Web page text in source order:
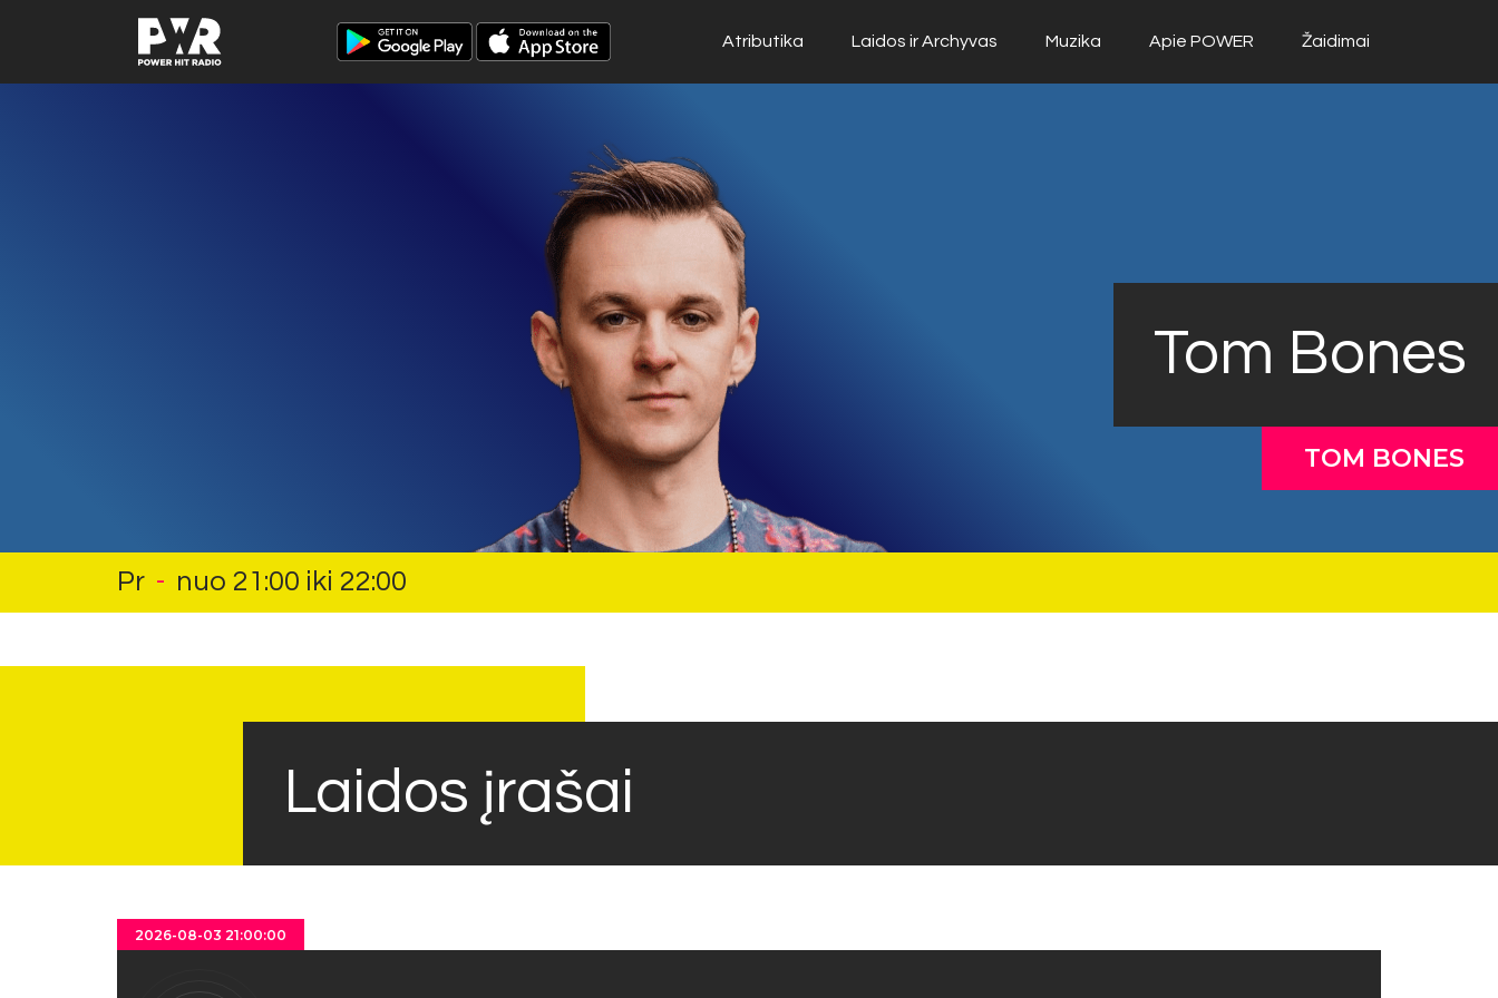
Atributika Laidos ir Archyvas Muzika Apie POWER Žaidimai
Atributika
Laidos ir Archyvas
Muzika
Apie POWER
Žaidimai
Tom Bones
TOM BONES
Pr - nuo 21:00 iki 22:00
Laidos įrašai
2026-08-03 21:00:00